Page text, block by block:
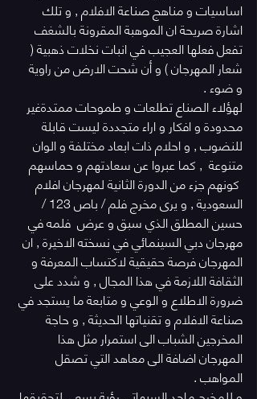
اساسيات و مناهج صناعة الافلام , و تلك
اشارة صريحة ان الموهبة المقرونة بالشغف
تفعل فعلها العجيب في انبات نخلات ذهبية (
شعار المهرجان ) و أن شحت الارض من راوية
و ضوء .
لهؤلاء الصناع تطلعات و طموحات ممتدةغير
محدودة و افكار و اراء متجددة ليست قابلة
للنضوب , و احلام ذات ابعاد مختلفة و الوان
متنوعة  , كما عبروا عن سعادتهم و حماسهم
كونهم جزء من الدورة الثانية لمهرجان افلام
السعودية , و يرى مخرج فلم / باص 123 /
حسين المطلق الذي سبق و عرض  فلمه في
مهرجان دبي السينمائي في نسخته الاخيرة , ان
المهرجان فرصة حقيقية لاكتساب المعرفة و
الثقافة اللازمة في هذا المجال , و شدد على
ضرورة الاطلاع و الوعي و متابعة ما يستجد في
صناعة الافلام و تقنياتها الحديثة , و حاجة
المخرجين الشباب الى استمرار مثل هذا
المهرجان اضافة الى معاهد التي تصقل
المواهب .